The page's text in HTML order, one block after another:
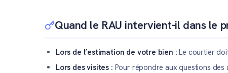
Quand le RAU intervient-il dans le
Lors de l’estimation de votre bien : Le courtier
Lors des visites : Pour répondre aux questions des